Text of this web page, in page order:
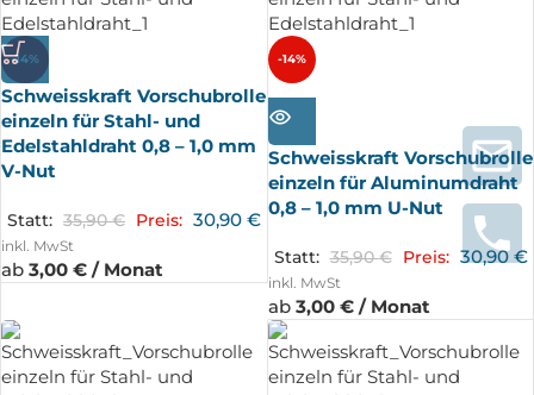
-14%
Schweisskraft Vorschubrolle
einzeln für Stahl- und
Edelstahldraht 0,8 – 1,0 mm
V-Nut
Statt: 35,90€ Preis: 30,90 €
inkl. MwSt
ab 3,00 € / Monat
-14%
AUSV
ERKA
UFT
Schweisskraft Vorschubrolle
einzeln für Aluminumdraht
0,8 – 1,0 mm U-Nut
Statt: 35,90€ Preis: 30,90€
inkl. MwSt
ab 3,00 € / Monat